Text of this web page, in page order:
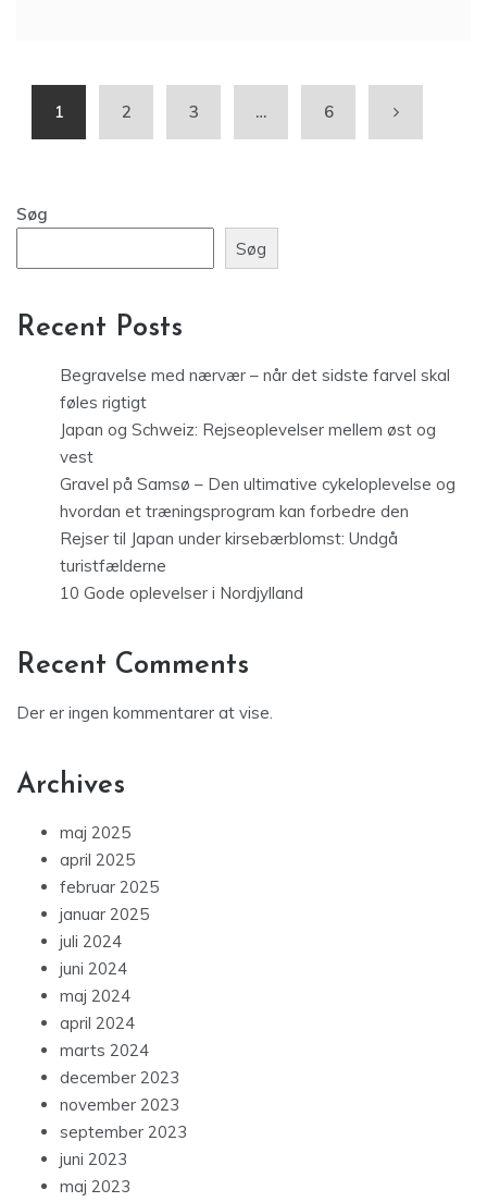
1 2 3 … 6
Søg
Søg
Recent Posts
Begravelse med nærvær – når det sidste farvel skal
føles rigtigt
Japan og Schweiz: Rejseoplevelser mellem øst og
vest
Gravel på Samsø – Den ultimative cykeloplevelse og
hvordan et træningsprogram kan forbedre den
Rejser til Japan under kirsebærblomst: Undgå
turistfælderne
10 Gode oplevelser i Nordjylland
Recent Comments
Der er ingen kommentarer at vise.
Archives
maj 2025
april 2025
februar 2025
januar 2025
juli 2024
juni 2024
maj 2024
april 2024
marts 2024
december 2023
november 2023
september 2023
juni 2023
maj 2023